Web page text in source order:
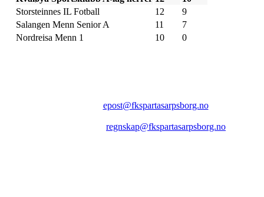
Storsteinnes IL Fotball
12
9
Salangen Menn Senior A
11
7
Nordreisa Menn 1
10 0
epost@fkspartasarpsborg.no
regnskap@fkspartasarpsborg.no